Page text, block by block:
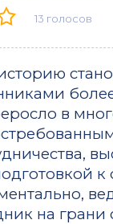
13 голосов
в
на грани